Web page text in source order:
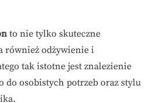
to nie tylko skuteczne
również odżywienie i
tak istotne jest znalezienie
do osobistych potrzeb oraz stylu